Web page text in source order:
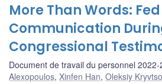
More Than Words:
Communication
Congressional
Document de travail du personnel 2022-
Alexopoulos, Xinfen Han, Oleksiy